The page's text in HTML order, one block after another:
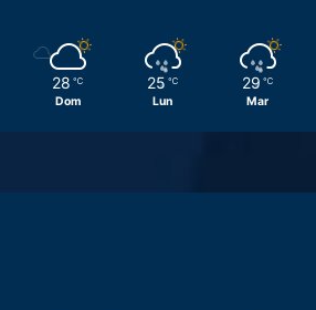
28 ℃
Dom
25 ℃
Lun
29 ℃
Mar